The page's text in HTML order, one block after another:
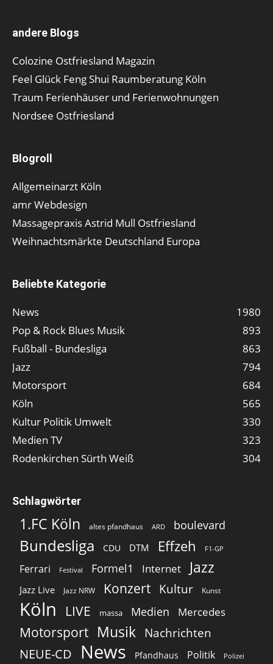
andere Blogs
Colozine Ostfriesland Magazin
Feel Glück Feng Shui Raumberatung Köln
Traum Ferienhäuser und Ferienwohnungen
Nordsee Ostfriesland
Blogroll
Allgemeinarzt Köln
amr Webdesign
Massagepraxis Astrid Mull Ostfriesland
Weihnachtsmärkte Deutschland Europa
Beliebte Kategorie
News
1980
Pop & Rock Blues Musik
893
Fußball - Bundesliga
863
Jazz
794
Motorsport
684
Köln
565
Kultur Politik Umwelt
330
Medien TV
323
Rodenkirchen Sürth Weiß
304
Schlagwörter
1.FC Köln altes pfandhaus ARD boulevard
Bundesliga CDU DTM Effzeh F1-GP
Ferrari Festival Formel1 Internet Jazz
Jazz Live Jazz NRW Konzert Kultur Kunst
Köln LIVE massa Medien Mercedes
Motorsport Musik Nachrichten
NEUE-CD
News Pfandhaus Politik Polizei